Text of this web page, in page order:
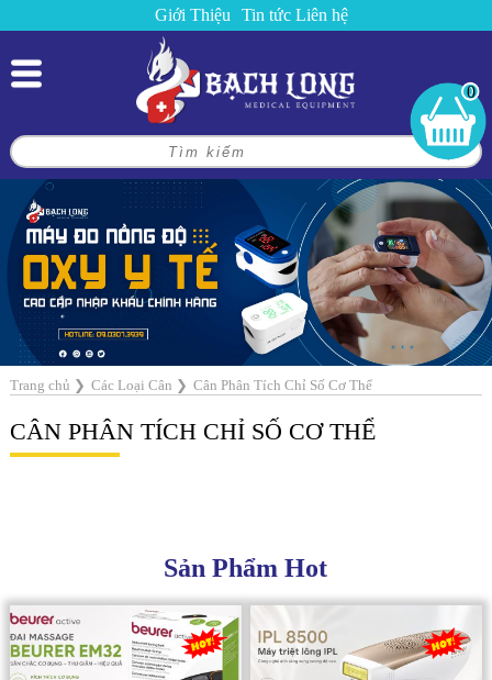
Giới Thiệu Tin tức Liên hệ
0
Trang chủ ❯ Các Loại Cân ❯ Cân Phân Tích Chỉ Số Cơ Thể
CÂN PHÂN TÍCH CHỈ SỐ CƠ THỂ
Sản Phẩm Hot